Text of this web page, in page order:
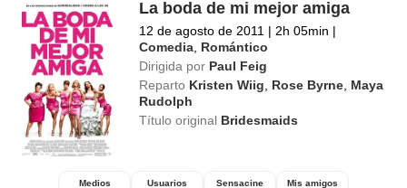
La boda de mi mejor amiga
12 de agosto de 2011 | 2h 05min |
Comedia Romántico
Dirigida por Paul Feig
Reparto Kristen Wiig Rose Byrne Maya
Rudolph
Título original Bridesmaids
Medios Usuarios Sensacine Mis amigos